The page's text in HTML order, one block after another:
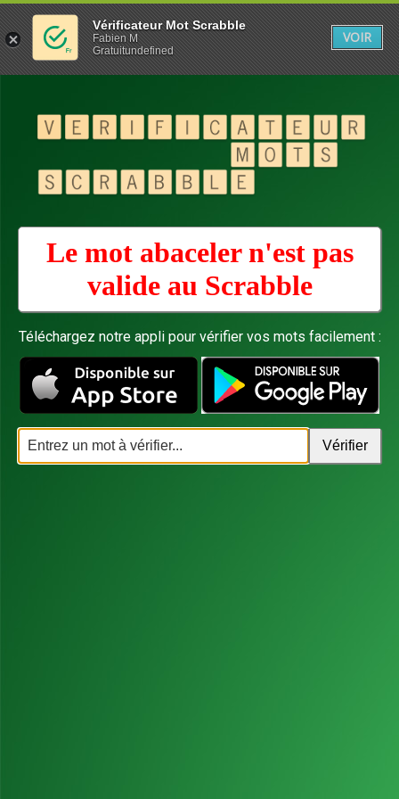
Le mot abaceler n'est pas
valide au Scrabble
Téléchargez notre appli pour vérifier vos mots facilement :
Vérificateur Mot Scrabble
Fabien M
Gratuitundefined
VOIR